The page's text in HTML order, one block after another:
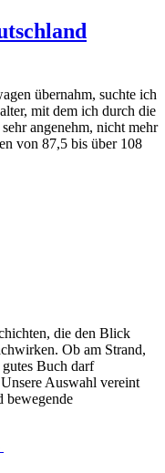
übernahm, suchte ich
mit dem ich durch die
angenehm, nicht mehr
von 87,5 bis über 108
die den Blick
Ob am Strand,
Buch darf
Auswahl vereint
bewegende